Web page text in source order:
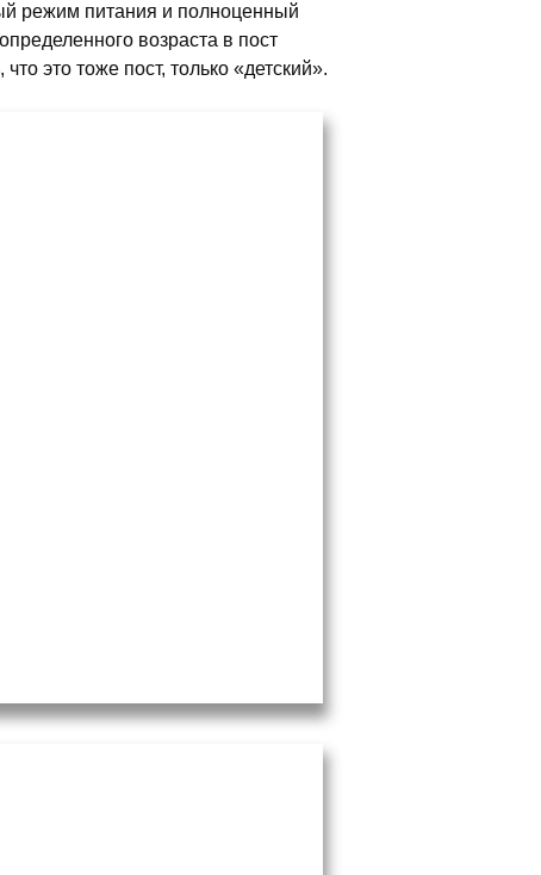
режим питания и полноценный
возраста в пост
это тоже пост, только «детский».